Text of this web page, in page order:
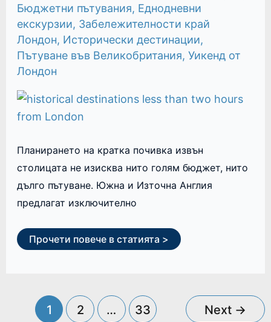
Бюджетни пътувания, Еднодневни
екскурзии, Забележителности край
Лондон, Исторически дестинации,
Пътуване във Великобритания, Уикенд от
Лондон
Планирането на кратка почивка извън
столицата не изисква нито голям бюджет, нито
дълго пътуване. Южна и Източна Англия
предлагат изключително
Прочети повече в статията >
1 2 … 33 Next →